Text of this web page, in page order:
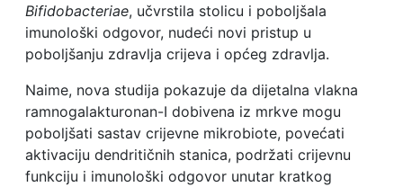
Bifidobacteriae, učvrstila stolicu i poboljšala
imunološki odgovor, nudeći novi pristup u
poboljšanju zdravlja crijeva i općeg zdravlja.
Naime, nova studija pokazuje da dijetalna vlakna
ramnogalakturonan-I dobivena iz mrkve mogu
poboljšati sastav crijevne mikrobiote, povećati
aktivaciju dendritičnih stanica, podržati crijevnu
funkciju i imunološki odgovor unutar kratkog